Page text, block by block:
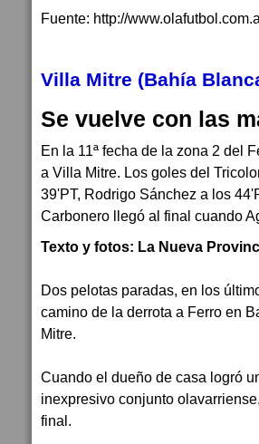
Fuente: http://
Villa Mitre (Bahía
Se vuelve con las
En la 11ª fecha de la zona 2 del
a Villa Mitre. Los goles del
39'PT, Rodrigo Sánchez a los
Carbonero llegó al final cuando
Texto y fotos: La Nueva
Dos pelotas paradas, en los
camino de la derrota a Ferro en
Mitre.
Cuando el dueño de casa logró
inexpresivo conjunto
final.